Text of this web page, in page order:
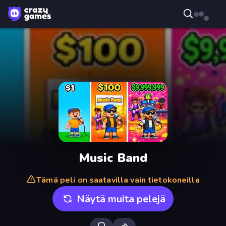
Music Band
Tämä peli on saatavilla vain tietokoneilla
Näytä muita pelejä